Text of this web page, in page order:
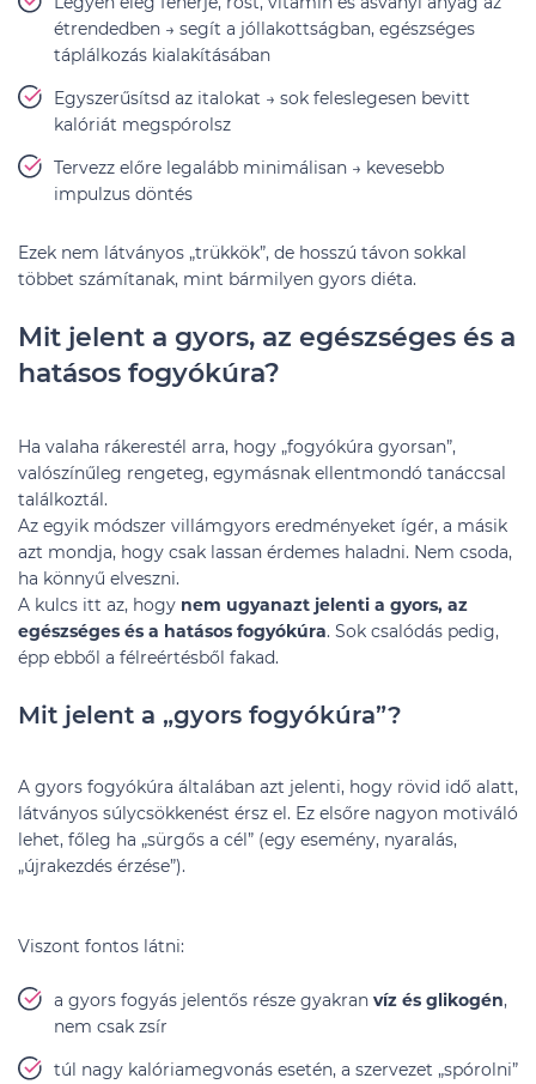
étrendedben → segít a jóllakottságban, egészséges
táplálkozás kialakításában
Egyszerűsítsd az italokat → sok feleslegesen bevitt
kalóriát megspórolsz
Tervezz előre legalább minimálisan → kevesebb
impulzus döntés
Ezek nem látványos „trükkök”, de hosszú távon sokkal
többet számítanak, mint bármilyen gyors diéta.
Mit jelent a gyors, az egészséges és a
hatásos fogyókúra?
Ha valaha rákerestél arra, hogy „fogyókúra gyorsan”,
valószínűleg rengeteg, egymásnak ellentmondó tanáccsal
találkoztál.
Az egyik módszer villámgyors eredményeket ígér, a másik
azt mondja, hogy csak lassan érdemes haladni. Nem csoda,
ha könnyű elveszni.
A kulcs itt az, hogy nem ugyanazt jelenti a gyors, az
egészséges és a hatásos fogyókúra. Sok csalódás pedig,
épp ebből a félreértésből fakad.
Mit jelent a „gyors fogyókúra”?
A gyors fogyókúra általában azt jelenti, hogy rövid idő alatt,
látványos súlycsökkenést érsz el. Ez elsőre nagyon motiváló
lehet, főleg ha „sürgős a cél” (egy esemény, nyaralás,
„újrakezdés érzése”).
Viszont fontos látni:
a gyors fogyás jelentős része gyakran víz és glikogén,
nem csak zsír
túl nagy kalóriamegvonás esetén, a szervezet „spórolni”